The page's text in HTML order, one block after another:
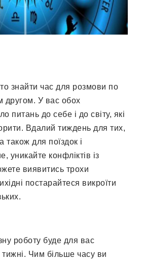
знайти час для розмови по
другом. У вас обох
питань до себе і до світу, які
Вдалий тиждень для тих,
також для поїздок і
уникайте конфліктів із
виявитись трохи
постарайтеся викроїти
роботу буде для вас
Чим більше часу ви